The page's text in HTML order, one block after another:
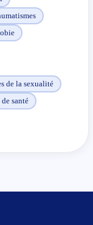
de la sexualité
santé